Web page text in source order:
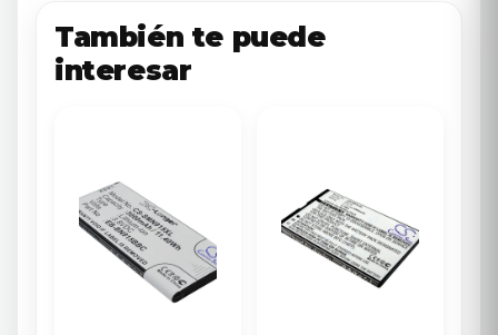
También te puede
interesar